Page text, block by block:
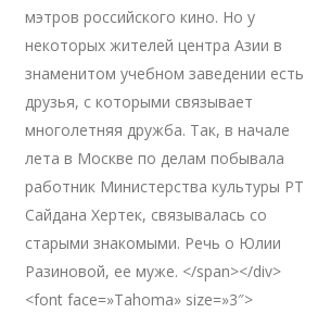
мэтров российского кино. Но у
некоторых жителей центра Азии в
знаменитом учебном заведении есть
друзья, с которыми связывает
многолетняя дружба. Так, в начале
лета в Москве по делам побывала
работник Министерства культуры РТ
Сайдана Хертек, связывалась со
старыми знакомыми. Речь о Юлии
Разиновой, ее муже. </span></div>
<font face=»Tahoma» size=»3″>